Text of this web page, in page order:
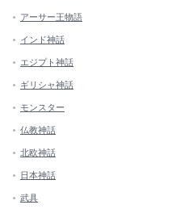
アーサー王物語
インド神話
エジプト神話
ギリシャ神話
モンスター
仏教神話
北欧神話
日本神話
武具